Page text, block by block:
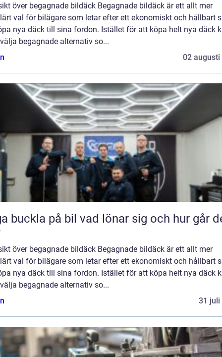
över begagnade bildäck Begagnade bildäck är ett allt mer
val för bilägare som letar efter ett ekonomiskt och hållbart
nya däck till sina fordon. Istället för att köpa helt nya däck
begagnade alternativ so...
02 augusti
på bil vad lönar sig och hur går det
över begagnade bildäck Begagnade bildäck är ett allt mer
val för bilägare som letar efter ett ekonomiskt och hållbart
nya däck till sina fordon. Istället för att köpa helt nya däck
begagnade alternativ so...
31 juli